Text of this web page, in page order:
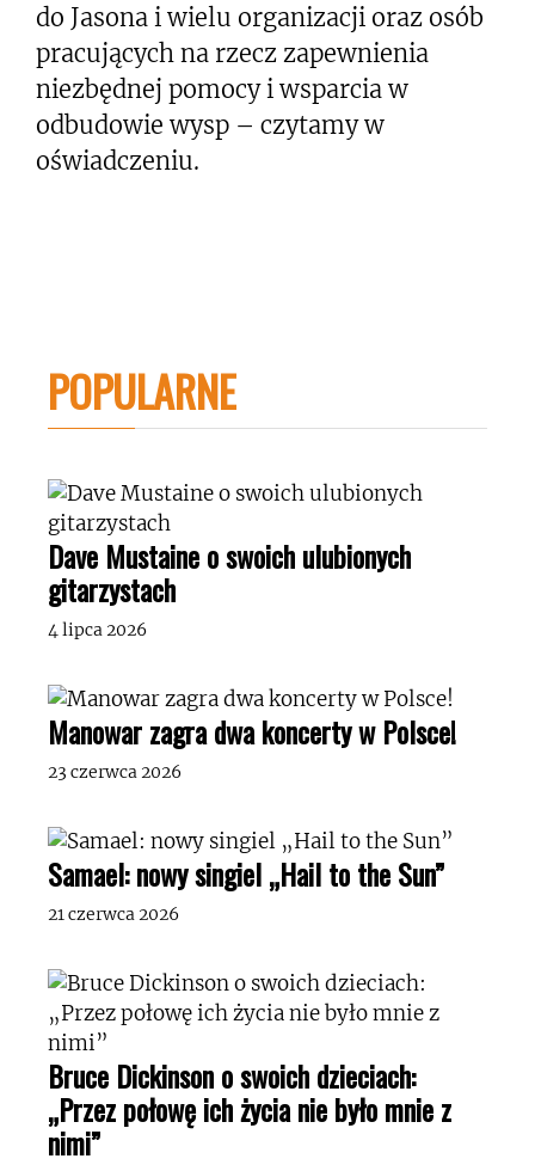
do Jasona i wielu organizacji oraz osób
pracujących na rzecz zapewnienia
niezbędnej pomocy i wsparcia w
odbudowie wysp – czytamy w
oświadczeniu.
POPULARNE
Dave Mustaine o swoich ulubionych
gitarzystach
4 lipca 2026
Manowar zagra dwa koncerty w Polsce!
23 czerwca 2026
Samael: nowy singiel „Hail to the Sun”
21 czerwca 2026
Bruce Dickinson o swoich dzieciach:
„Przez połowę ich życia nie było mnie z
nimi”